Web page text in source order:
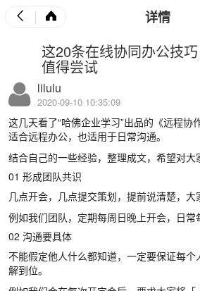
详情
这20条在线协同办公技
值得尝试
lilulu
2020-09-10 10:35:09
这几天看了“哈佛企业学习”出品的《远程协
适合远程办公，也适用于日常沟通。
结合自己的一些经验，整理成文，希望对大
01 形成团队共识
几点开会，几点提交策划，提前说清楚，大
例如我们团队，定期每周日晚上开会，日常
02 沟通要具体
不能假定他人什么都知道，一定要保证每
解到位。